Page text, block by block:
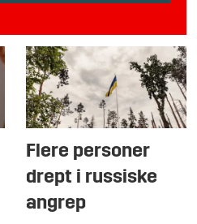
Flere personer
drept i russiske
angrep